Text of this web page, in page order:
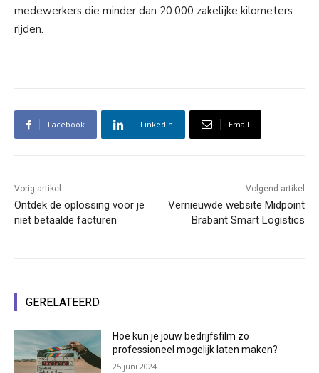
medewerkers die minder dan 20.000 zakelijke kilometers
rijden.
Facebook Linkedin Email
Vorig artikel
Ontdek de oplossing voor je
niet betaalde facturen
Volgend artikel
Vernieuwde website Midpoint
Brabant Smart Logistics
GERELATEERD
Hoe kun je jouw bedrijfsfilm zo
professioneel mogelijk laten maken?
25 juni 2024